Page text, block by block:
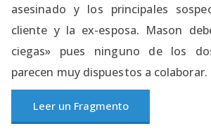
asesinado y los principales
cliente y la ex-esposa. Mason
ciegas» pues ninguno de los
parecen muy dispuestos a colaborar.
Leer un Fragmento